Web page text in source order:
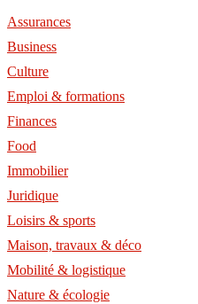
Assurances
Business
Culture
Emploi & formations
Finances
Food
Immobilier
Juridique
Loisirs & sports
Maison, travaux & déco
Mobilité & logistique
Nature & écologie